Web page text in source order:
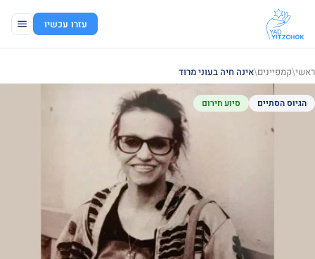
עזרו עכשיו
ראשי/קמפיינים/אינה חיה בעוני מרוד
הגיוס הסתיים סיוע חירום